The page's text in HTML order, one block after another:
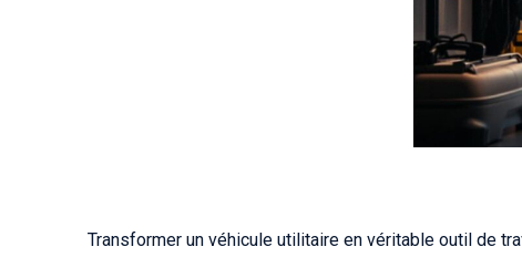
Transformer un véhicule utilitaire en véritable outil de